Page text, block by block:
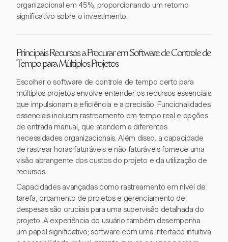
organizacional em 45%, proporcionando um retorno
significativo sobre o investimento.
Principais Recursos a Procurar em Software de Controle de
Tempo para Múltiplos Projetos
Escolher o software de controle de tempo certo para
múltiplos projetos envolve entender os recursos essenciais
que impulsionam a eficiência e a precisão. Funcionalidades
essenciais incluem rastreamento em tempo real e opções
de entrada manual, que atendem a diferentes
necessidades organizacionais. Além disso, a capacidade
de rastrear horas faturáveis e não faturáveis fornece uma
visão abrangente dos custos do projeto e da utilização de
recursos.
Capacidades avançadas como rastreamento em nível de
tarefa, orçamento de projetos e gerenciamento de
despesas são cruciais para uma supervisão detalhada do
projeto. A experiência do usuário também desempenha
um papel significativo; software com uma interface intuitiva